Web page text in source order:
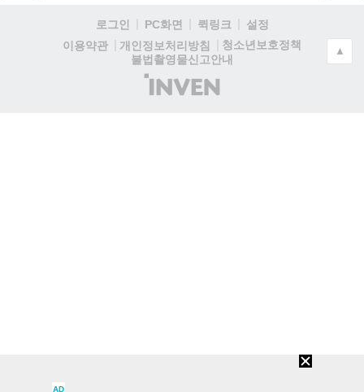
로그인 PC화면 퀵링크
설정
이용약관
개인정보처리방침
청소년보호정책
불법촬영물신고안내
(주)
인
▲
AD